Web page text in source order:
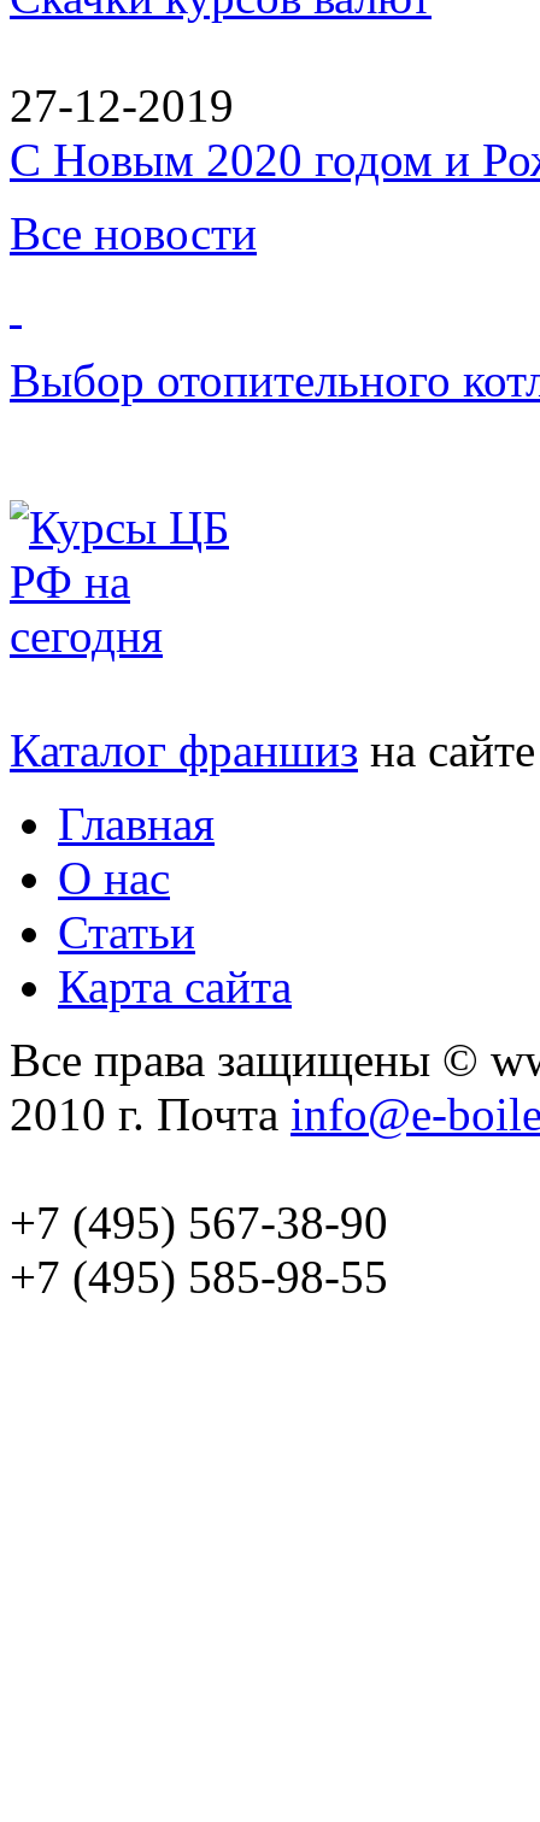
27-12-2019
C Новым 2020 годом и
Все новости
Выбор отопительного
Каталог франшиз на
Главная
О нас
Статьи
Карта сайта
Все права защищены ©
2010 г. Почта info@e-
+7 (495) 567-38-90
+7 (495) 585-98-55